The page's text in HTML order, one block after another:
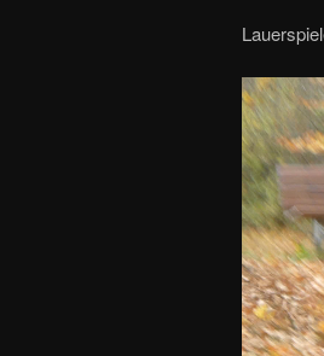
Video-
Player